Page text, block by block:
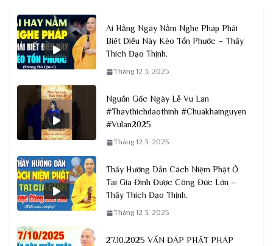
Ai Hằng Ngày Nằm Nghe Pháp Phải
Biết Điều Này Kẻo Tổn Phước – Thầy
Thích Đạo Thịnh.
Tháng 12 3, 2025
Nguồn Gốc Ngày Lễ Vu Lan
#Thaythichdaothinh #Chuakhainguyen
#Vulan2025
Tháng 12 3, 2025
Thầy Hướng Dẫn Cách Niệm Phật Ở
Tại Gia Đình Được Công Đức Lớn –
Thầy Thích Đạo Thịnh.
Tháng 12 3, 2025
27.10.2025 VẤN ĐÁP PHẬT PHÁP